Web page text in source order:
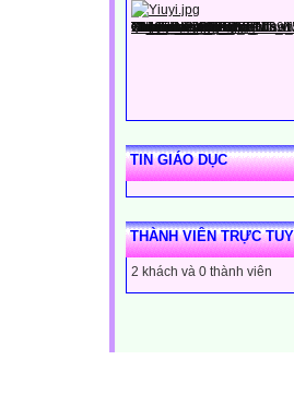
TIN GIÁO DỤC
THÀNH VIÊN TRỰC
2 khách và 0 thành viên